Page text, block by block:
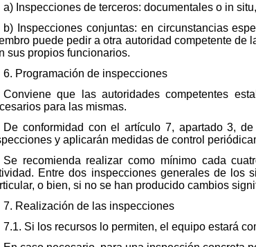
a) Inspecciones de terceros: documentales o in
b) Inspecciones conjuntas: en circunstancias
puede pedir a otra autoridad competente
sus propios funcionarios.
6. Programación de inspecciones
Conviene que las autoridades competentes
para las mismas.
De conformidad con el artículo 7, apartado 3,
y aplicarán medidas de control
Se recomienda realizar como mínimo cada
Entre dos inspecciones generales de los
o bien, si no se han producido cambios
7. Realización de las inspecciones
7.1. Si los recursos lo permiten, el equipo estará